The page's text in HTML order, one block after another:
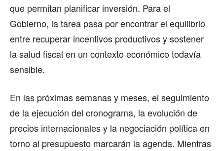
que permitan planificar inversión. Para el
Gobierno, la tarea pasa por encontrar el equilibrio
entre recuperar incentivos productivos y sostener
la salud fiscal en un contexto económico todavía
sensible.
En las próximas semanas y meses, el seguimiento
de la ejecución del cronograma, la evolución de
precios internacionales y la negociación política en
torno al presupuesto marcarán la agenda. Mientras